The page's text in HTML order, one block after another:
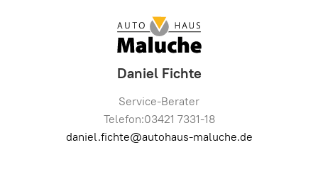
Daniel Fichte
Service-Berater
Telefon:03421 7331-18
daniel.fichte@autohaus-maluche.de